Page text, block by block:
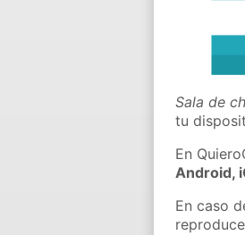
Sala de
tu
En
Android,
En caso